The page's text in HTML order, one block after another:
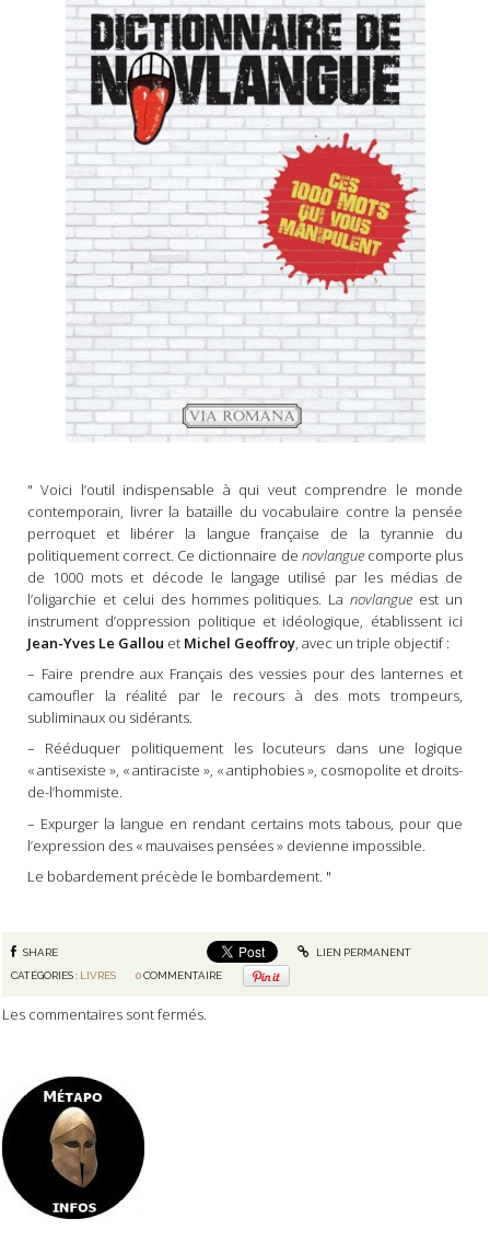
" Voici l’outil indispensable à qui veut comprendre le monde
contemporain, livrer la bataille du vocabulaire contre la pensée
perroquet et libérer la langue française de la tyrannie du
politiquement correct. Ce dictionnaire de novlanguecomporte plus
de 1000 mots et décode le langage utilisé par les médias de
l’oligarchie et celui des hommes politiques. Lanovlangue est un
instrument d’oppression politique et idéologique, établissent ici
Jean-Yves Le Gallou et Michel Geoffroy, avec un triple objectif :
– Faire prendre aux Français des vessies pour des lanternes et
camoufler la réalité par le recours à des mots trompeurs,
subliminaux ou sidérants.
– Rééduquer politiquement les locuteurs dans une logique
« antisexiste », « antiraciste », « antipho­bies », cosmopolite et droits-
de-l’hommiste.
– Expurger la langue en rendant certains mots tabous, pour que
l’expression des « mauvaises pensées » devienne impossible.
Le bobardement précède le bombardement. "
SHARE
LIEN PERMANENT
CATÉGORIES : LIVRES 0 COMMENTAIRE
Les commentaires sont fermés.